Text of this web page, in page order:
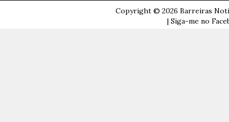
Copyright © 2026 Barreiras
| Siga-me no